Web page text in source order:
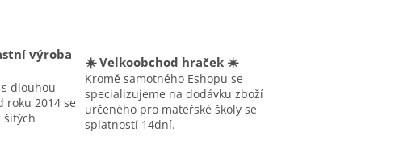
výroba
s dlouhou
roku 2014 se
šitých
☀️ Velkoobchod hraček ☀️
Kromě samotného Eshopu se
specializujeme na dodávku zboží
určeného pro mateřské školy se
splatností 14dní.